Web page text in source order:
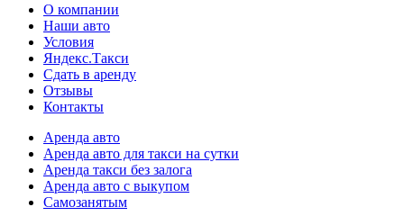
О компании
Наши авто
Условия
Яндекс.Такси
Сдать в аренду
Отзывы
Контакты
Аренда авто
Аренда авто для такси на сутки
Аренда такси без залога
Аренда авто с выкупом
Самозанятым